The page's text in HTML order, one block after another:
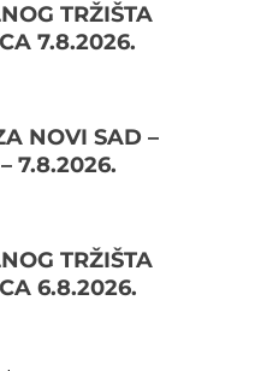
TRŽIŠTA
7.8.2026.
NOVI SAD –
7.8.2026.
TRŽIŠTA
6.8.2026.